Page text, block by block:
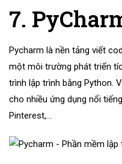
7.
Pycharm là nền tảng viết
một môi trường phát triển
trình lập trình bằng Python.
cho nhiều ứng dụng nổi
Pinterest,…